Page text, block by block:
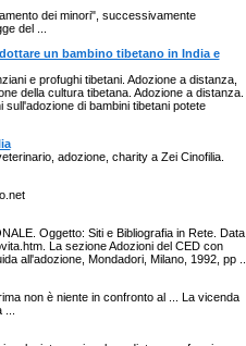
dei minori", successivamente
del ...
un bambino tibetano in India e
e profughi tibetani. Adozione a distanza,
della cultura tibetana. Adozione a distanza.
di bambini tibetani potete
adozione, charity a Zei Cinofilia.
Oggetto: Siti e Bibliografia in Rete. Data
La sezione Adozioni del CED con
all'adozione, Mondadori, Milano, 1992, pp ...
non è niente in confronto al ... La vicenda